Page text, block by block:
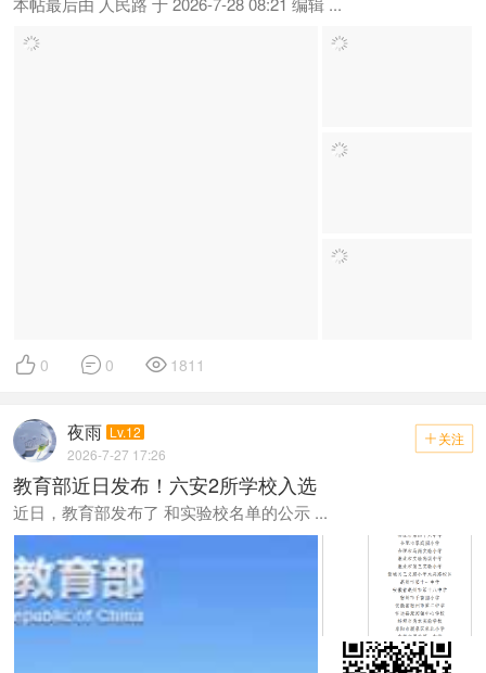
 0  0  1811
 关注
夜雨 Lv.12
2026-7-27 17:26
教育部近日发布！六安2所学校入选
近日，教育部发布了 和实验校名单的公示 ...